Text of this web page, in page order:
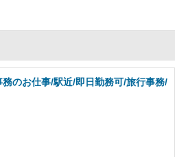
のお仕事/駅近/即日勤務可/旅行事務/